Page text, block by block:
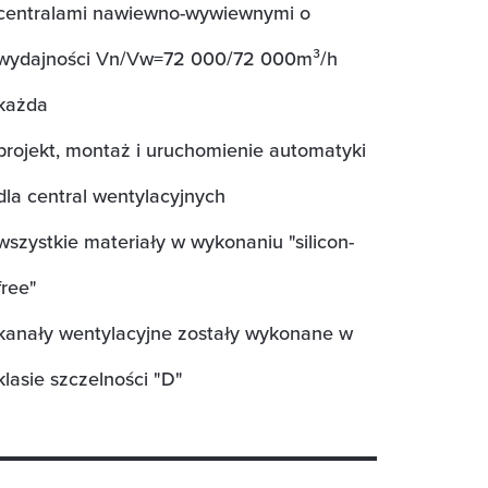
nawiewno-wywiewnymi o
Vn/Vw=72 000/72 000m³/h
montaż i uruchomienie automatyki
central wentylacyjnych
materiały w wykonaniu "silicon-
wentylacyjne zostały wykonane w
szczelności "D"